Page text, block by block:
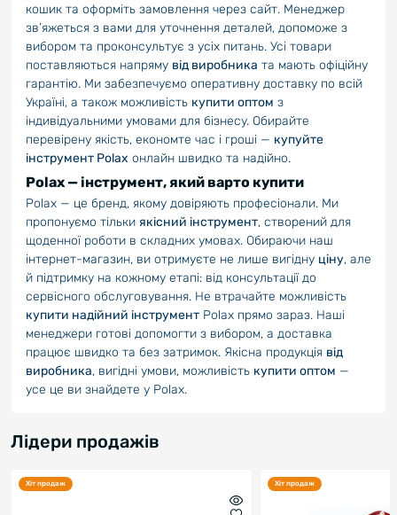
кошик та оформіть замовлення через сайт. Менеджер
зв’яжеться з вами для уточнення деталей, допоможе з
вибором та проконсультує з усіх питань. Усі товари
поставляються напряму від виробника та мають офіційну
гарантію. Ми забезпечуємо оперативну доставку по всій
Україні, а також можливість купити оптом з
індивідуальними умовами для бізнесу. Обирайте
перевірену якість, економте час і гроші — купуйте
інструмент Polax онлайн швидко та надійно.
Polax — інструмент, який варто купити
Polax — це бренд, якому довіряють професіонали. Ми
пропонуємо тільки якісний інструмент, створений для
щоденної роботи в складних умовах. Обираючи наш
інтернет-магазин, ви отримуєте не лише вигідну ціну, але
й підтримку на кожному етапі: від консультації до
сервісного обслуговування. Не втрачайте можливість
купити надійний інструмент Polax прямо зараз. Наші
менеджери готові допомогти з вибором, а доставка
працює швидко та без затримок. Якісна продукція від
виробника, вигідні умови, можливість купити оптом —
усе це ви знайдете у Polax.
Лідери продажів
Хіт продаж Хіт продаж